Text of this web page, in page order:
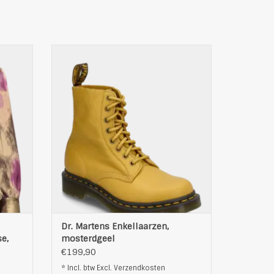
Pasvorm: Normaal
Bovenlaag: 100% leer
Buitenzool: 100% polyvinylchloride
Kleur: mosterdgeel
TOEVOEGEN AAN WINKELWAGEN
Dr. Martens Enkellaarzen,
mosterdgeel
€199,90
* Incl. btw Excl. Verzendkosten